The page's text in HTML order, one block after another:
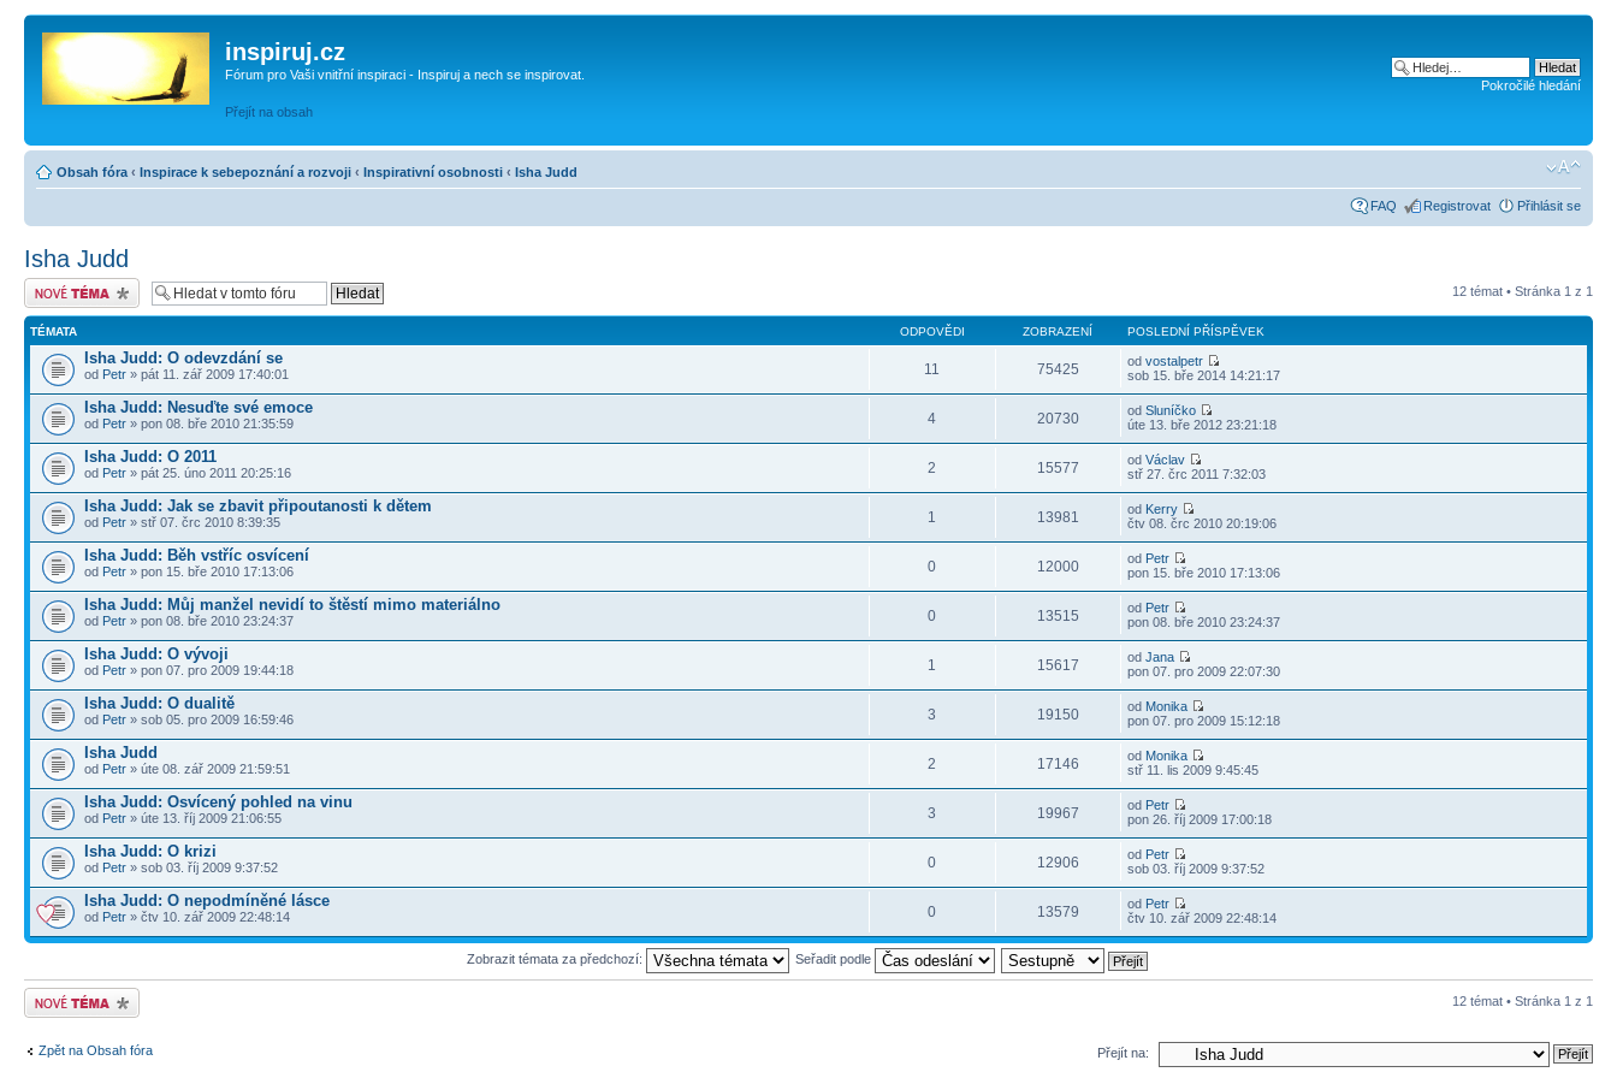
inspiruj.cz
Fórum pro Vaši vnitřní inspiraci - Inspiruj a nech se inspirovat.
Přejít na obsah
Pokročilé hledání
Obsah fóra ‹ Inspirace k sebepoznání a rozvoji ‹ Inspirativní osobnosti ‹ Isha Judd
FAQ Registrovat Přihlásit se
Isha Judd
Odeslat nové téma 12 témat • Stránka 1 z 1
TÉMATA ODPOVĚDI ZOBRAZENÍ POSLEDNÍ PŘÍSPĚVEK
Isha Judd: O odevzdání se
od Petr » pát 11. zář 2009 17:40:01 11 75425 odvostalpetr
sob 15. bře 2014 14:21:17
Isha Judd: Nesuďte své emoce
od Petr » pon 08. bře 2010 21:35:59 4 20730 odSluníčko
úte 13. bře 2012 23:21:18
Isha Judd: O 2011
od Petr » pát 25. úno 2011 20:25:16 2 15577 odVáclav
stř 27. črc 2011 7:32:03
Isha Judd: Jak se zbavit připoutanosti k dětem
od Petr » stř 07. črc 2010 8:39:35 1 13981 od Kerry
čtv 08. črc 2010 20:19:06
Isha Judd: Běh vstříc osvícení
od Petr » pon 15. bře 2010 17:13:06 0 12000 od Petr
pon 15. bře 2010 17:13:06
Isha Judd: Můj manžel nevidí to štěstí mimo materiálno
od Petr » pon 08. bře 2010 23:24:37 0 13515 od Petr
pon 08. bře 2010 23:24:37
Isha Judd: O vývoji
od Petr » pon 07. pro 2009 19:44:18 1 15617 odJana
pon 07. pro 2009 22:07:30
Isha Judd: O dualitě
od Petr » sob 05. pro 2009 16:59:46 3 19150 od Monika
pon 07. pro 2009 15:12:18
Isha Judd
od Petr » úte 08. zář 2009 21:59:51 2 17146 od Monika
stř 11. lis 2009 9:45:45
Isha Judd: Osvícený pohled na vinu
od Petr » úte 13. říj 2009 21:06:55 3 19967 od Petr
pon 26. říj 2009 17:00:18
Isha Judd: O krizi
od Petr » sob 03. říj 2009 9:37:52 0 12906 od Petr
sob 03. říj 2009 9:37:52
Isha Judd: O nepodmíněné lásce
od Petr » čtv 10. zář 2009 22:48:14 0 13579 od Petr
čtv 10. zář 2009 22:48:14
Zobrazit témata za předchozí: Seřadit podle
Odeslat nové téma 12 témat • Stránka 1 z 1
Zpět na Obsah fóra Přejít na: